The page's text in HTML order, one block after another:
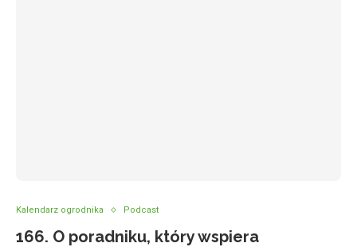
Kalendarz ogrodnika Podcast
166. O poradniku, który wspiera